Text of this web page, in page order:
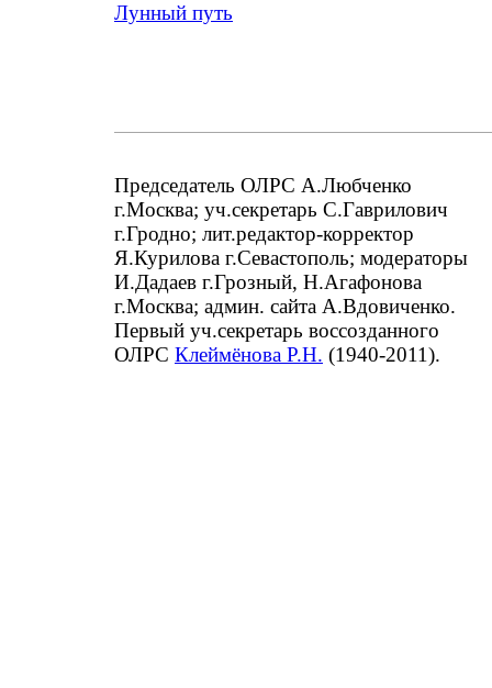
Лунный путь
Председатель ОЛРС А.Любченко
г.Москва; уч.секретарь С.Гаврилович
г.Гродно; лит.редактор-корректор
Я.Курилова г.Севастополь; модераторы
И.Дадаев г.Грозный, Н.Агафонова
г.Москва; админ. сайта А.Вдовиченко.
Первый уч.секретарь воссозданного
ОЛРС Клеймёнова Р.Н. (1940-2011).